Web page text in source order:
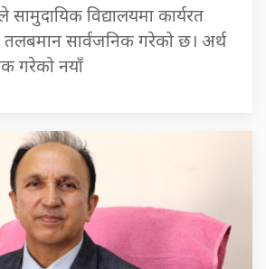
विद्यालयमा कार्यरत
सार्वजनिक गरेको छ। अर्थ
गरेको नयाँ